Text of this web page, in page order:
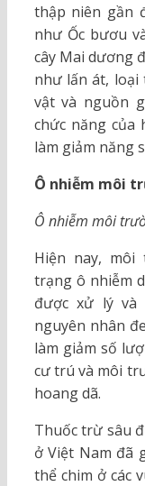
thập niên gần
như Ốc bươu
cây Mai dương
như lấn át, loại
vật và nguồn
chức năng của
làm giảm năng
Ô nhiễm môi
Ô nhiễm môi
Hiện nay,
trạng ô nhiễm
được xử lý
nguyên nhân
làm giảm số
cư trú và môi
hoang dã.
Thuốc trừ sâu
ở Việt Nam đã
thể chim ở các